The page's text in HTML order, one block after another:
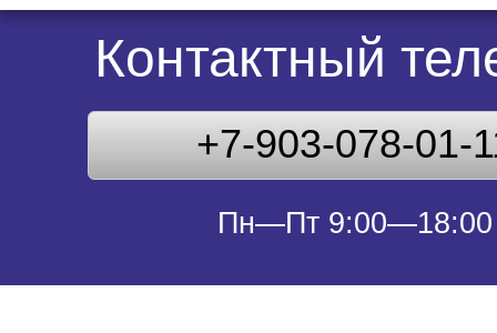
Контактный
+7-903-078-01-
Пн—Пт 9:00—18:00